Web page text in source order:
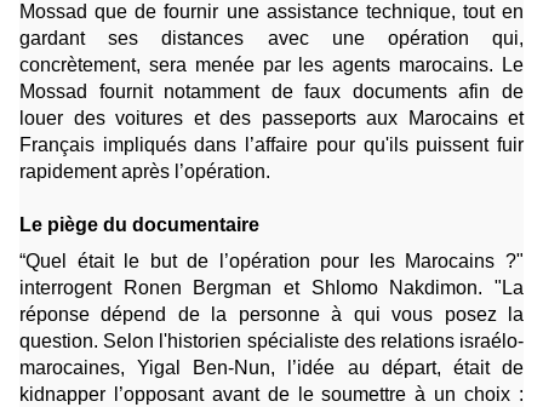
Mossad que de fournir une assistance technique, tout en
gardant ses distances avec une opération qui,
concrètement, sera menée par les agents marocains. Le
Mossad fournit notamment de faux documents afin de
louer des voitures et des passeports aux Marocains et
Français impliqués dans l’affaire pour qu'ils puissent fuir
rapidement après l’opération.
Le piège du documentaire
“Quel était le but de l’opération pour les Marocains ?"
interrogent Ronen Bergman et Shlomo Nakdimon. "La
réponse dépend de la personne à qui vous posez la
question. Selon l'historien spécialiste des relations israélo-
marocaines, Yigal Ben-Nun, l’idée au départ, était de
kidnapper l’opposant avant de le soumettre à un choix :